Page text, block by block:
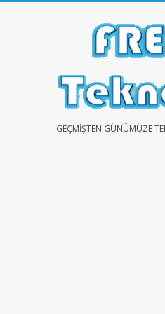
FREEGEÇMIŞTEN GÜNÜMÜZE